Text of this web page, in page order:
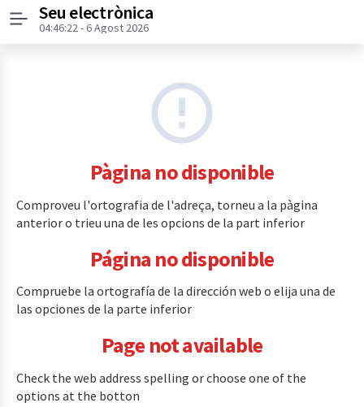
Menú
Seu electrònica
04:46:22- 6 Agost 2026
Pàgina no disponible
Comproveu l'ortografia de l'adreça, torneu a la pàgina
anterior o trieu una de les opcions de la part inferior
Página no disponible
Compruebe la ortografía de la dirección web o elija una de
las opciones de la parte inferior
Page not available
Check the web address spelling or choose one of the
options at the botton